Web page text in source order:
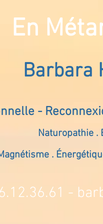
En
Barbara
-
Naturopathie .
.
-